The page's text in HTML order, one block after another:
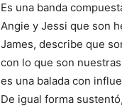
Es una banda
Angie y Jessi que son
James, describe que
con lo que son
es una balada con
De igual forma